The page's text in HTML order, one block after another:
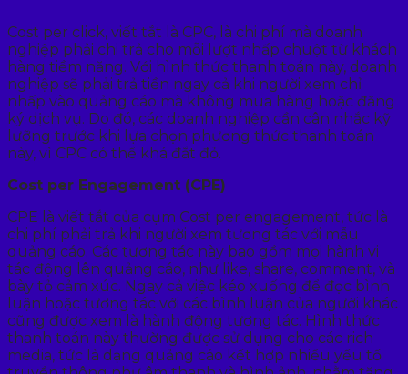
Cost per click, viết tắt là CPC, là chi phí mà doanh
nghiệp phải chi trả cho mỗi lượt nhấp chuột từ khách
hàng tiềm năng. Với hình thức thanh toán này, doanh
nghiệp sẽ phải trả tiền ngay cả khi người xem chỉ
nhấp vào quảng cáo mà không mua hàng hoặc đăng
ký dịch vụ. Do đó, các doanh nghiệp cần cân nhắc kỹ
lưỡng trước khi lựa chọn phương thức thanh toán
này, vì CPC có thể khá đắt đỏ.
Cost per Engagement (CPE)
CPE là viết tắt của cụm Cost per engagement, tức là
chi phí phải trả khi người xem tương tác với mẫu
quảng cáo. Các tương tác này bao gồm mọi hành vi
tác động lên quảng cáo, như like, share, comment, và
bày tỏ cảm xúc. Ngay cả việc kéo xuống để đọc bình
luận hoặc tương tác với các bình luận của người khác
cũng được xem là hành động tương tác. Hình thức
thanh toán này thường được sử dụng cho các rich
media, tức là dạng quảng cáo kết hợp nhiều yếu tố